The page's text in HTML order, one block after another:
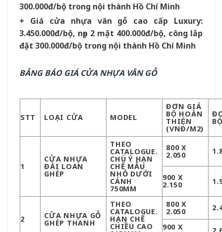
300.000đ/bộ trong nội thành Hồ Chí Minh
+ Giá cửa nhựa vân gỗ cao cấp Luxury:
3.450.000đ/bộ, nẹp 2 mặt 400.000đ/bộ, công lắp
đặt 300.000đ/bộ trong nội thành Hồ Chí Minh
BẢNG BÁO GIÁ CỬA NHỰA VÂN GỖ
STT LOẠI CỬA MODEL
ĐƠN GIÁ
BỘ HOÀN
THIỆN
(VNĐ/M2)
1
CỬA NHỰA
ĐÀI LOAN
GHÉP
THEO
CATALOGUE.
CHÚ Ý HẠN
CHẾ MẪU
NHỎ DƯỚI
CÁNH
750MM
800 X
2.050
900 X
2.150
2 CỬA NHỰA GỖ
GHÉP THANH
THEO
CATALOGUE.
HẠN CHẾ
CHIỀU CAO
800 X
2.050
900 X